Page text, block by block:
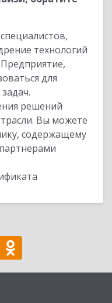
технологий
для
решений
Вы можете
содержащему